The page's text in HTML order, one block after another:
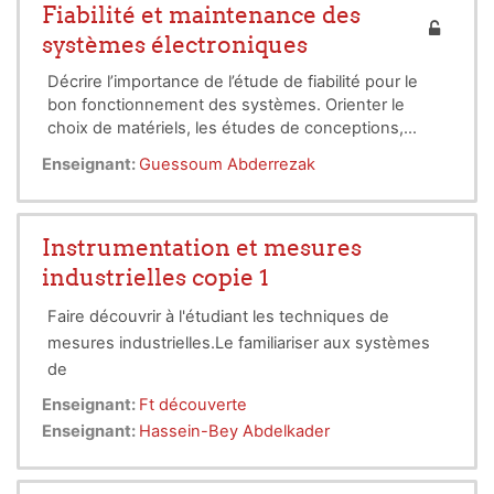
Fiabilité et maintenance des
systèmes électroniques
Décrire l’importance de l’étude de fiabilité pour le
bon fonctionnement des systèmes. Orienter le
choix de matériels, les études de conceptions,
remplacement. Connaître les concepts de base en
maintenance.
Enseignant: Guessoum Abderrezak
Instrumentation et mesures
industrielles copie 1
Faire découvrir à l'étudiant les techniques de
mesures industrielles.Le familiariser aux systèmes
de
mesures industriels et l’initier aux problèmes de
bruits et interférences dans l’instrumentation
Ch. 1 : Notions de mesures industrielles :Rôle des
Enseignant: Ft découverte
Enseignant: Hassein-Bey Abdelkader